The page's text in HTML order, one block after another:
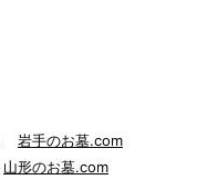
岩手のお墓.com
山形のお墓.com